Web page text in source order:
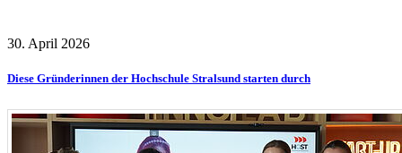
30. April 2026
Diese Gründerinnen der Hochschule Stralsund starten durch